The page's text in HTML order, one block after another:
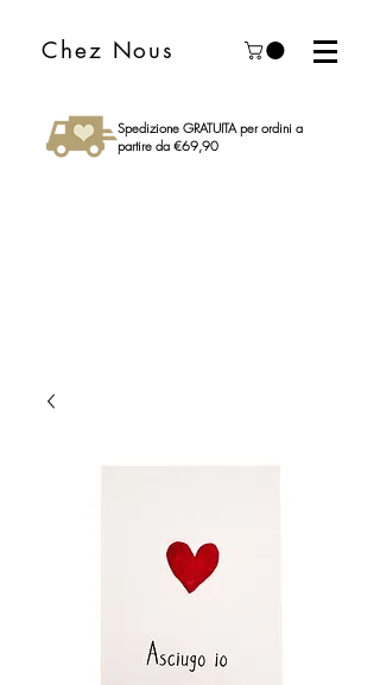
Chez Nous
Spedizione GRATUITA per ordini a
partire da €69,90